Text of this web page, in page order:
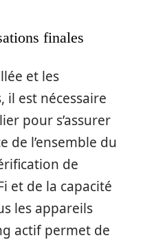
finales
et les
il est nécessaire
pour s’assurer
de l’ensemble du
de
et de la capacité
les appareils
actif permet de